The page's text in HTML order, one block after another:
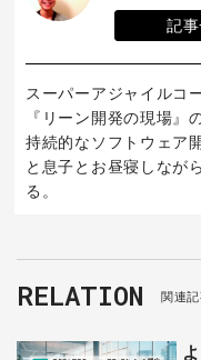
記
スーパーアジャイルコ
『リーン開発の現場』
持続的なソフトウェア
と息子とお昼寝しなが
る。
RELATION 関連